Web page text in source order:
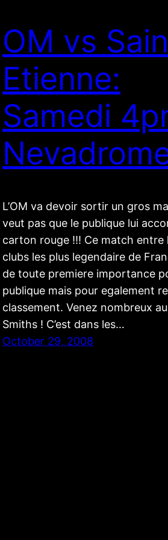
OM vs
Etienne:
Samedi
L’OM va devoir sortir un gros
veut pas que le publique lui
carton rouge !!! Ce match entre
clubs les plus legendaire de
de toute premiere importance
publique mais pour egalement
classement. Venez nombreux
Smiths ! C’est dans les…
October 29, 2008